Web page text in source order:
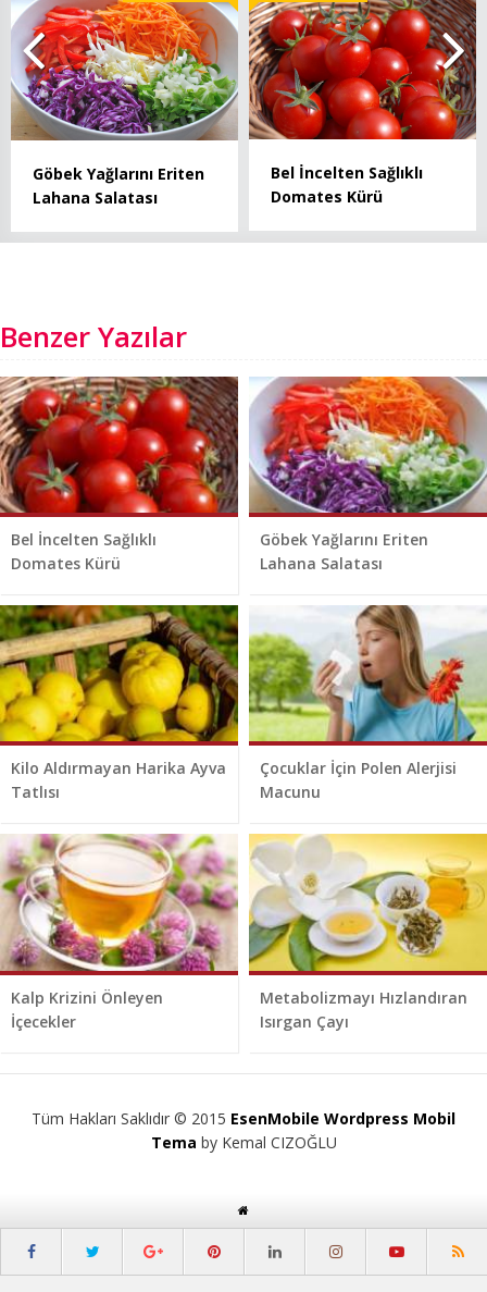
Göbek Yağlarını Eriten
Lahana Salatası
Bel İncelten Sağlıklı
Domates Kürü
Benzer Yazılar
Bel İncelten Sağlıklı
Domates Kürü
Göbek Yağlarını Eriten
Lahana Salatası
Kilo Aldırmayan Harika Ayva
Tatlısı
Çocuklar İçin Polen Alerjisi
Macunu
Kalp Krizini Önleyen
İçecekler
Metabolizmayı Hızlandıran
Isırgan Çayı
Tüm Hakları Saklıdır © 2015 EsenMobile Wordpress Mobil
Tema by Kemal CIZOĞLU